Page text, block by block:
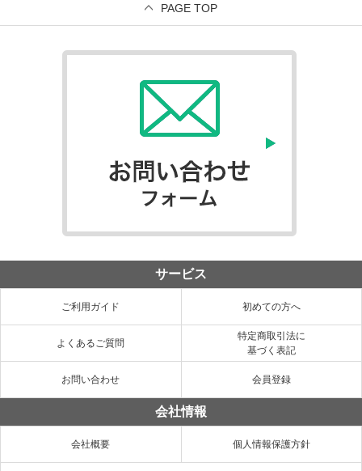
PAGE TOP
サービス
ご利用ガイド 初めての方へ
よくあるご質問
特定商取引法に
基づく表記
お問い合わせ 会員登録
会社情報
会社概要 個人情報保護方針